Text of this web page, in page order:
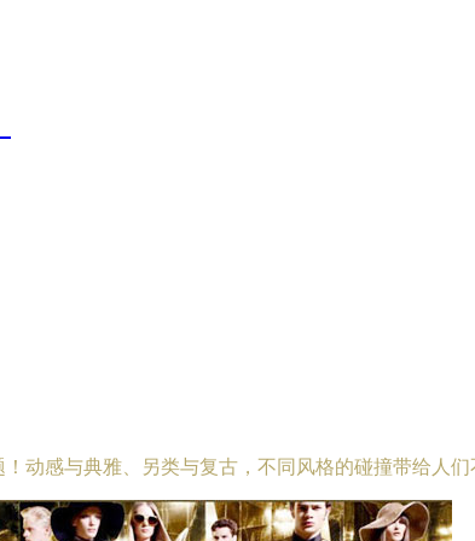
动感与典雅、另类与复古，不同风格的碰撞带给人们